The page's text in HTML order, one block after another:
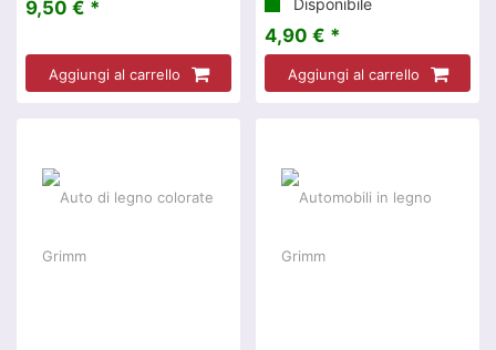
9,50 € *
Aggiungi al carrello
4,90 € *
Aggiungi al carrello